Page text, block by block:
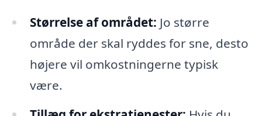
Størrelse af området: Jo større
område der skal ryddes for sne, desto
højere vil omkostningerne typisk
være.